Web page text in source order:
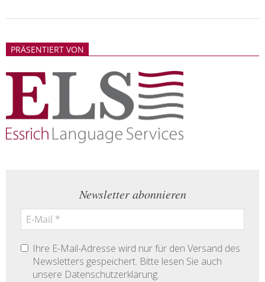
21PRÄSENTIERT VON
Newsletter abonnieren
Ihre E-Mail-Adresse wird nur für den Versand des
Newsletters gespeichert. Bitte lesen Sie auch
unsere Datenschutzerklärung.